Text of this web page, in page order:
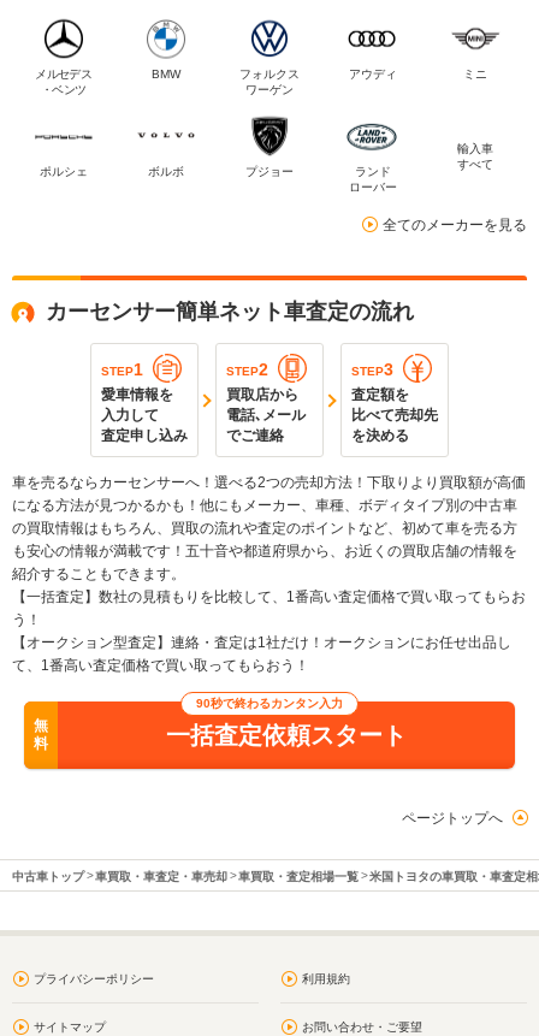
メルセデス
・ベンツ
BMW
フォルクス
ワーゲン
アウディ ミニ
ポルシェ ボルボ プジョー
ランド
ローバー
輸入車
すべて
全てのメーカーを見る
カーセンサー簡単ネット車査定の流れ
STEP1
愛車情報を
入力して
査定申し込み
STEP2
買取店から
電話､メール
でご連絡
STEP3
査定額を
比べて売却先
を決める
車を売るならカーセンサーへ！選べる2つの売却方法！下取りより買取額が高価
になる方法が見つかるかも！他にもメーカー、車種、ボディタイプ別の中古車
の買取情報はもちろん、買取の流れや査定のポイントなど、初めて車を売る方
も安心の情報が満載です！五十音や都道府県から、お近くの買取店舗の情報を
紹介することもできます。
【一括査定】数社の見積もりを比較して、1番高い査定価格で買い取ってもらお
う！
【オークション型査定】連絡・査定は1社だけ！オークションにお任せ出品し
て、1番高い査定価格で買い取ってもらおう！
無
料
90秒で終わるカンタン入力
一括査定依頼スタート
ページトップへ
中古車トップ 車買取・車査定・車売却 車買取・査定相場一覧 米国トヨタの車買取・車査定
プライバシーポリシー 利用規約
サイトマップ お問い合わせ・ご要望